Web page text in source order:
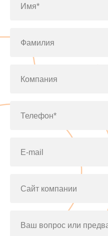
Имя*
Фамилия
Компания
Телефон*
E-mail
Сайт компании
Ваш вопрос или